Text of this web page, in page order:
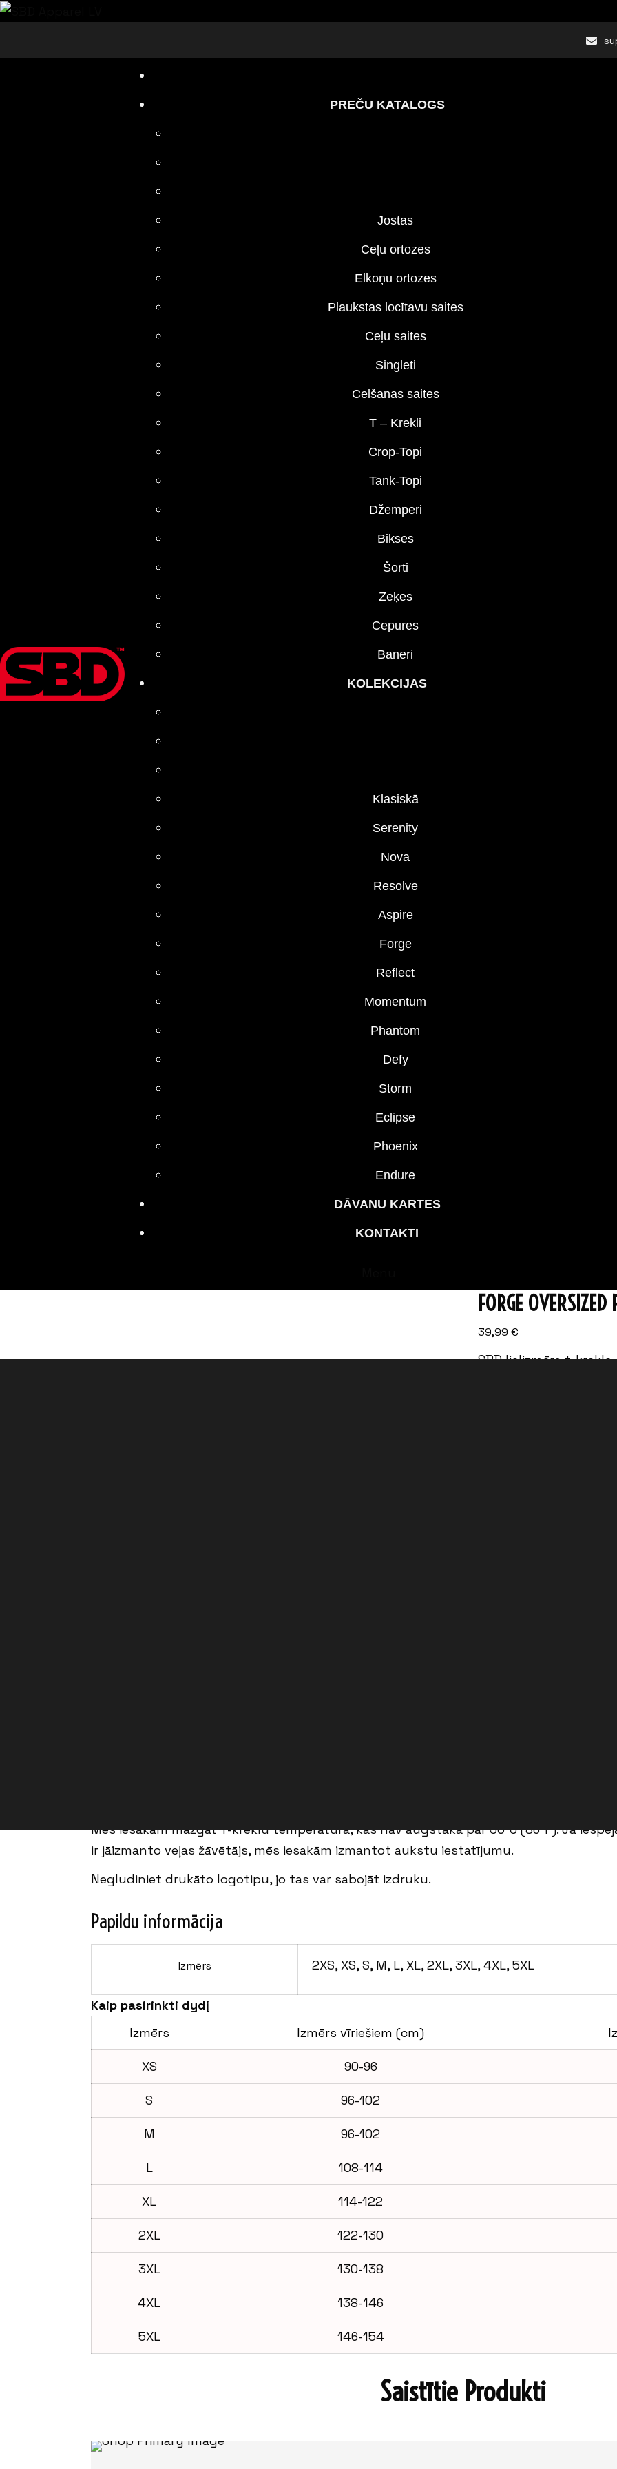
PREČU KATALOGS
Jostas
Ceļu ortozes
Elkoņu ortozes
Plaukstas locītavu saites
Ceļu saites
Singleti
Celšanas saites
T – Krekli
Crop-Topi
Tank-Topi
Džemperi
Bikses
Šorti
Zeķes
Cepures
Baneri
KOLEKCIJAS
Klasiskā
Serenity
Nova
Resolve
Aspire
Forge
Reflect
Momentum
Phantom
Defy
Storm
Eclipse
Phoenix
Endure
DĀVANU KARTES
KONTAKTI
FORGE
39,99 €
SBD lielizmēra t-
Mēs iesakām mazgāt T-kreklu temperatūrā, kas nav augstāka par 30°C (86°F). Ja
ir jāizmanto veļas žāvētājs, mēs iesakām izmantot aukstu iestatījumu.
Negludiniet drukāto logotipu, jo tas var sabojāt izdruku.
Papildu informācija
Izmērs 2XS, XS, S, M, L, XL, 2XL, 3XL, 4XL, 5XL
Kaip pasirinkti dydį
Izmērs
Izmērs vīriešiem (cm)
XS 90-96
S 96-102
M 96-102
L 108-114
XL 114-122
2XL 122-130
3XL 130-138
4XL 138-146
5XL 146-154
Saistītie Produkti